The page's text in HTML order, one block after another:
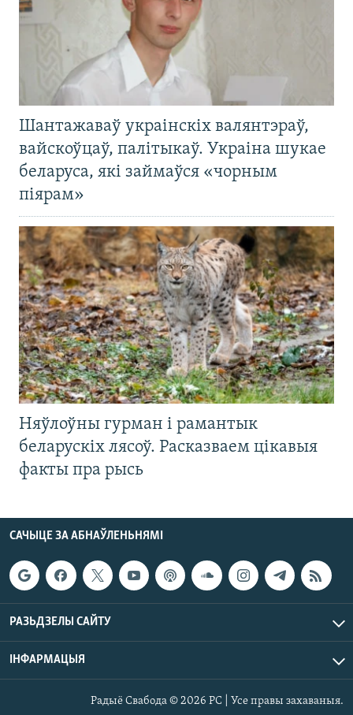
Шантажаваў украінскіх валянтэраў,
вайскоўцаў, палітыкаў. Украіна шукае
беларуса, які займаўся «чорным
піярам»
Няўлоўны гурман і рамантык
беларускіх лясоў. Расказваем цікавыя
факты пра рысь
САЧЫЦЕ ЗА АБНАЎЛЕНЬНЯМІ
РАЗЬДЗЕЛЫ САЙТУ
ІНФАРМАЦЫЯ
Радыё Свабода © 2026 РС | Усе правы захаваныя.